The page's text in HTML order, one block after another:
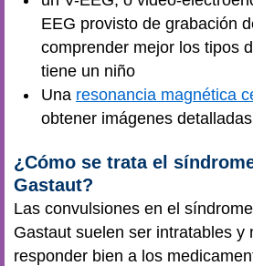
EEG provisto de grabación
comprender mejor los tipos
tiene un niño
Una resonancia magnética
obtener imágenes
¿Cómo se trata el
Gastaut?
Las convulsiones en el
Gastaut suelen ser intratables y
responder bien a los